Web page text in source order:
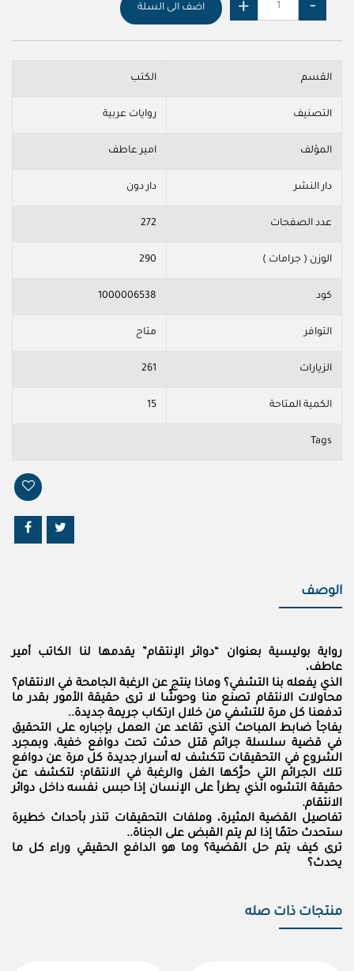
اضف الى السلة
القسم الكتب
التصنيف روايات عربية
المؤلف امير عاطف
دار النشر دار دون
عدد الصفحات 272
الوزن ( جرامات ) 290
كود 1000006538
التوافر متاح
الزيارات 261
الكمية المتاحة 15
Tags
الوصف
رواية بوليسية بعنوان “دوائر الإنتقام” يقدمها لنا الكاتب أمير
عاطف،
الذي يفعله بنا التشفي؟ وماذا ينتج عن الرغبة الجامحة في الانتقام؟
محاولات الانتقام تصنع منا وحوشًا لا ترى حقيقة الأمور بقدر ما
تدفعنا كل مرة للتشفي من خلال ارتكاب جريمة جديدة..
يفاجأ ضابط المباحث الذي تقاعد عن العمل بإجباره على التحقيق
في قضية سلسلة جرائم قتل حدثت تحت دوافع خفية، وبمجرد
الشروع في التحقيقات تتكشف له أسرار جديدة كل مرة عن دوافع
تلك الجرائم التي حرَّكها الغل والرغبة في الانتقام؛ لتكشف عن
حقيقة التشوه الذي يطرأ على الإنسان إذا حبس نفسه داخل دوائر
الانتقام.
تفاصيل القضية المثيرة، وملفات التحقيقات تنذر بأحداث خطيرة
ستحدث حتمًا إذا لم يتم القبض على الجناة..
ترى كيف يتم حل القضية؟ وما هو الدافع الحقيقي وراء كل ما
يحدث؟
منتجات ذات صله